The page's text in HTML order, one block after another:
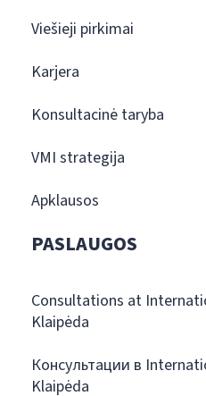
Viešieji pirkimai
Karjera
Konsultacinė taryba
VMI strategija
Apklausos
PASLAUGOS
Consultations at
Klaipėda
Консультации в
Klaipėda